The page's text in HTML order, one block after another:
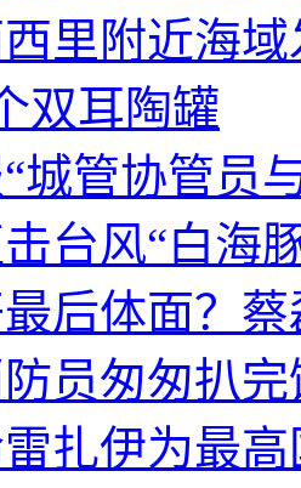
里附近海
双耳陶罐
城管协管员
台风“白海
后体面？
员匆匆扒
扎伊为最